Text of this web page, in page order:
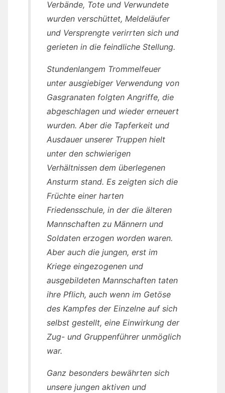
Verbände, Tote und Verwundete
wurden verschüttet, Meldeläufer
und Versprengte verirrten sich und
gerieten in die feindliche Stellung.
Stundenlangem Trommelfeuer
unter ausgiebiger Verwendung von
Gasgranaten folgten Angriffe, die
abgeschlagen und wieder erneuert
wurden. Aber die Tapferkeit und
Ausdauer unserer Truppen hielt
unter den schwierigen
Verhältnissen dem überlegenen
Ansturm stand. Es zeigten sich die
Früchte einer harten
Friedensschule, in der die älteren
Mannschaften zu Männern und
Soldaten erzogen worden waren.
Aber auch die jungen, erst im
Kriege eingezogenen und
ausgebildeten Mannschaften taten
ihre Pflich, auch wenn im Getöse
des Kampfes der Einzelne auf sich
selbst gestellt, eine Einwirkung der
Zug- und Gruppenführer unmöglich
war.
Ganz besonders bewährten sich
unsere jungen aktiven und